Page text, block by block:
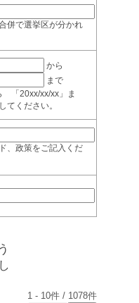
併で選挙区が分かれ
から
まで
「20xx/xx/xx」ま
ください。
、政策をご記入くだ
1 - 10件 / 1078件